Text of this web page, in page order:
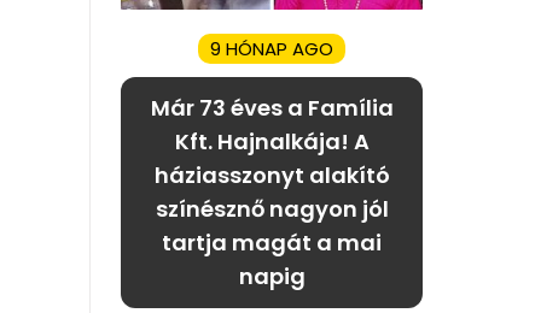
9 HÓNAP AGO
Már 73 éves a Família
Kft. Hajnalkája! A
háziasszonyt alakító
színésznő nagyon jól
tartja magát a mai
napig